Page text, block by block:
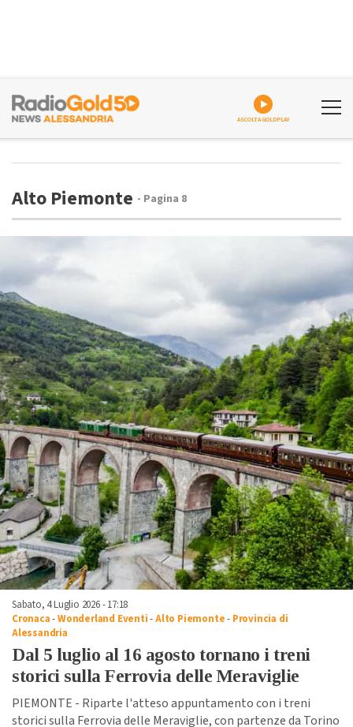
Alto Piemonte - Pagina 8
Sabato, 4 Luglio 2026 - 17:18
Cronaca-Wonderland Eventi-Alto Piemonte- Provincia di
Alessandria
Dal 5 luglio al 16 agosto tornano i treni
storici sulla Ferrovia delle Meraviglie
PIEMONTE - Riparte l'atteso appuntamento con i treni
storici sulla Ferrovia delle Meraviglie, con partenze da Torino